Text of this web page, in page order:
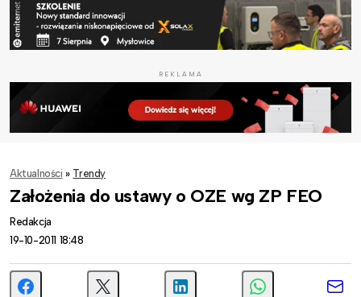
REKLAMA
Aktualności » Trendy
Założenia do ustawy o OZE wg ZP FEO
Redakcja
19-10-2011 18:48